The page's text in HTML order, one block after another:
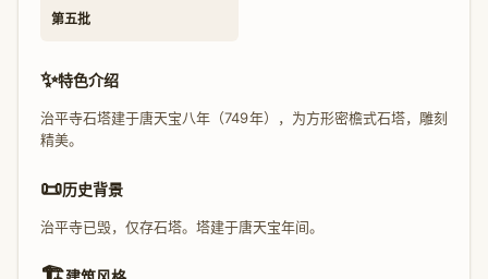
第五批
✨特色介绍
治平寺石塔建于唐天宝八年（749年），为方形密檐式石塔，雕刻
精美。
📜历史背景
治平寺已毁，仅存石塔。塔建于唐天宝年间。